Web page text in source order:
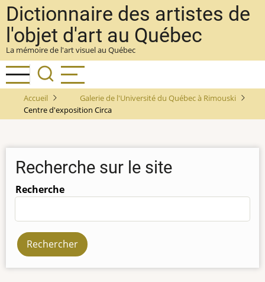
Aller
au
contenu
principal
Dictionnaire des artistes de
l'objet d'art au Québec
La mémoire de l'art visuel au Québec
Accueil
Galerie de l'Université du Québec à Rimouski
Centre d'exposition Circa
Recherche sur le site
Recherche